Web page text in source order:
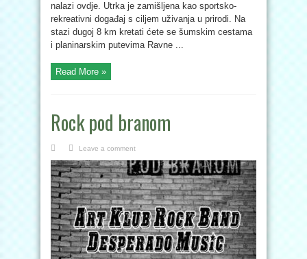
nalazi ovdje. Utrka je zamišljena kao sportsko-
rekreativni događaj s ciljem uživanja u prirodi. Na
stazi dugoj 8 km kretati ćete se šumskim cestama
i planinarskim putevima Ravne ...
Read More »
Rock pod branom
Leave a comment